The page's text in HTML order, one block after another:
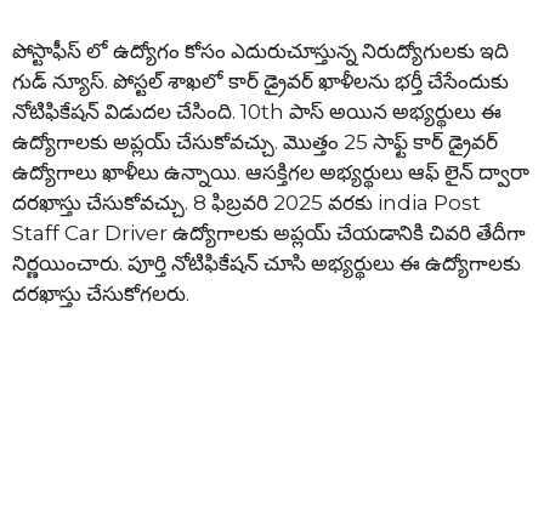
పోస్టాఫీస్ లో ఉద్యోగం కోసం ఎదురుచూస్తున్న నిరుద్యోగులకు ఇది
గుడ్ న్యూస్. పోస్టల్ శాఖలో కార్ డ్రైవర్ ఖాళీలను భర్తీ చేసేందుకు
నోటిఫికేషన్ విడుదల చేసింది. 10th పాస్ అయిన అభ్యర్థులు ఈ
ఉద్యోగాలకు అప్లయ్ చేసుకోవచ్చు. మొత్తం 25 సాఫ్ట్ కార్ డ్రైవర్
ఉద్యోగాలు ఖాళీలు ఉన్నాయి. ఆసక్తిగల అభ్యర్థులు ఆఫ్ లైన్ ద్వారా
దరఖాస్తు చేసుకోవచ్చు. 8 ఫిబ్రవరి 2025 వరకు india Post
Staff Car Driver ఉద్యోగాలకు అప్లయ్ చేయడానికి చివరి తేదీగా
నిర్ణయించారు. పూర్తి నోటిఫికేషన్ చూసి అభ్యర్థులు ఈ ఉద్యోగాలకు
దరఖాస్తు చేసుకోగలరు.